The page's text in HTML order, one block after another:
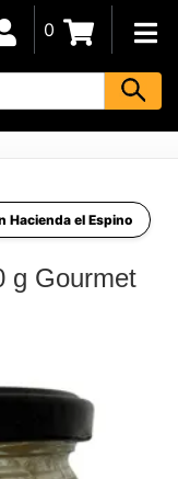
0
Hacienda el Espino
g Gourmet